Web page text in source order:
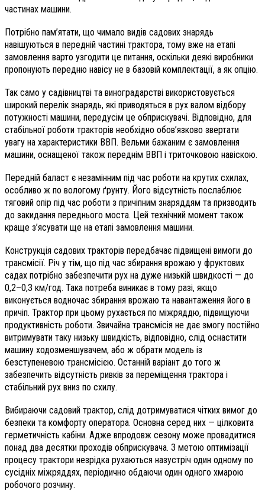
частинах машини.
Потрібно пам’ятати, що чимало видів садових знарядь
навішуються в передній частині трактора, тому вже на етапі
замовлення варто узгодити це питання, оскільки деякі виробники
пропонують передню навісу не в базовій комплектації, а як опцію.
Так само у садівництві та виноградарстві використовується
широкий перелік знарядь, які приводяться в рух валом відбору
потужності машини, передусім це обприскувачі. Відповідно, для
стабільної роботи тракторів необхідно обов’язково звертати
увагу на характеристики ВВП. Вельми бажаним є замовлення
машини, оснащеної також переднім ВВП і триточковою навіскою.
Передній баласт є незамінним під час роботи на крутих схилах,
особливо ж по вологому ґрунту. Його відсутність послаблює
тяговий опір під час роботи з причіпним знаряддям та призводить
до закидання переднього моста. Цей технічний момент також
краще з’ясувати ще на етапі замовлення машини.
Конструкція садових тракторів передбачає підвищені вимоги до
трансмісії. Річ у тім, що під час збирання врожаю у фруктових
садах потрібно забезпечити рух на дуже низькій швидкості — до
0,2–0,3 км/год. Така потреба виникає в тому разі, якщо
виконується водночас збирання врожаю та навантаження його в
причіп. Трактор при цьому рухається по міжряддю, підвищуючи
продуктивність роботи. Звичайна трансмісія не дає змогу постійно
витримувати таку низьку швидкість, відповідно, слід оснастити
машину ходозменшувачем, або ж обрати модель із
безступеневою трансмісією. Останній варіант до того ж
забезпечить відсутність ривків за переміщення трактора і
стабільний рух вниз по схилу.
Вибираючи садовий трактор, слід дотримуватися чітких вимог до
безпеки та комфорту оператора. Основна серед них — цілковита
герметичність кабіни. Адже впродовж сезону може провадитися
понад два десятки проходів обприскувача. З метою оптимізації
процесу трактори незрідка рухаються назустріч один одному по
сусідніх міжряддях, періодично обдаючи один одного хмарою
робочого розчину.